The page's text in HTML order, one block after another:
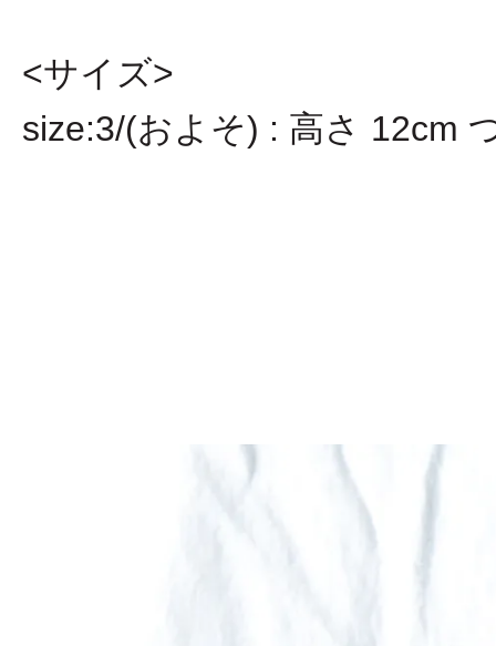
<サイズ>
size:3/(およそ) : 高さ 12cm